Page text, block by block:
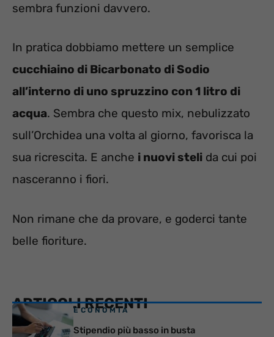
sembra funzioni davvero.
In pratica dobbiamo mettere un semplice
cucchiaino di Bicarbonato di Sodio
all’interno di uno spruzzino con 1 litro di
acqua. Sembra che questo mix, nebulizzato
sull’Orchidea una volta al giorno, favorisca la
sua ricrescita. E anche i nuovi steli da cui poi
nasceranno i fiori.
Non rimane che da provare, e goderci tante
belle fioriture.
ARTICOLI RECENTI
ECONOMIA
Stipendio più basso in busta